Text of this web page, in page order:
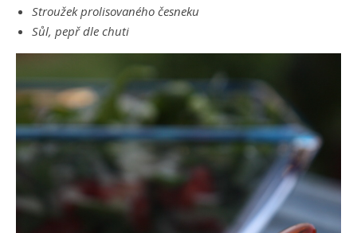
Stroužek prolisovaného česneku
Sůl, pepř dle chuti